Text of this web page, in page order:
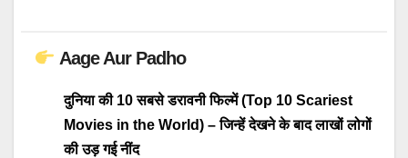
Aage Aur Padho
दुनिया की 10 सबसे डरावनी फिल्में (Top 10 Scariest
Movies in the World) – जिन्हें देखने के बाद लाखों लोगों
की उड़ गई नींद